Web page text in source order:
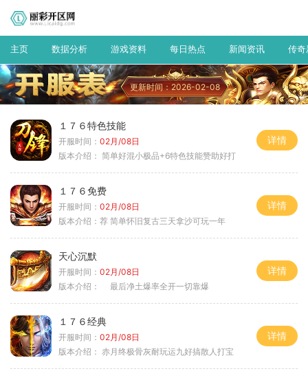
主页 数据分析 游戏资料 每日热点 新闻资讯 传奇
更新时间：2026-02-08
１７６特色技能
开服时间： 02月/08日
版本介绍： 简单好混小极品+6特色技能赞助好打
详情
１７６免费
开服时间： 02月/08日
版本介绍： 荐 简单怀旧复古三天拿沙可玩一年
详情
天心沉默
开服时间： 02月/08日
版本介绍：
最后净土爆率全开一切靠爆
详情
１７６经典
开服时间： 02月/08日
版本介绍： 赤月终极骨灰耐玩运九好搞散人打宝
详情